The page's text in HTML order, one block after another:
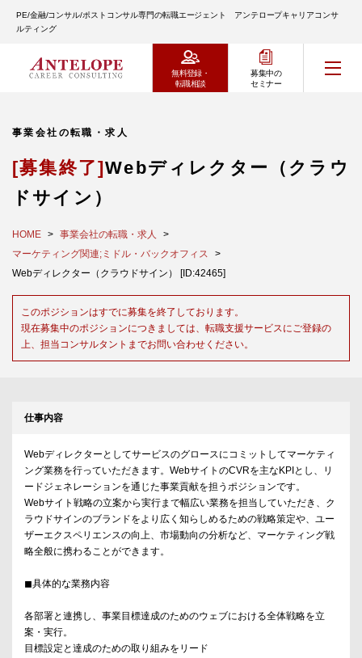
PE/金融/コンサル/ポストコンサル専門の転職エージェント アンテロープキャリアコンサ
ルティング
無料登録・
転職相談
募集中の
セミナー
事業会社の転職・求人
[募集終了]Webディレクター（クラウ
ドサイン）
HOME
事業会社の転職・求人
マーケティング関連;ミドル・バックオフィス
Webディレクター（クラウドサイン） [ID:42465]
このポジションはすでに募集を終了しております。
現在募集中のポジションにつきましては、転職支援サービスにご登録の
上、担当コンサルタントまでお問い合わせください。
仕事内容
Webディレクターとしてサービスのグロースにコミットしてマーケティ
ング業務を行っていただきます。WebサイトのCVRを主なKPIとし、リ
ードジェネレーションを通じた事業貢献を担うポジションです。
Webサイト戦略の立案から実行まで幅広い業務を担当していただき、ク
ラウドサインのブランドをより広く知らしめるための戦略策定や、ユー
ザーエクスペリエンスの向上、市場動向の分析など、マーケティング戦
略全般に携わることができます。
◼具体的な業務内容
各部署と連携し、事業目標達成のためのウェブにおける全体戦略を立
案・実行。
目標設定と達成のための取り組みをリード